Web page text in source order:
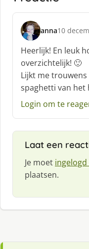
anna
s
c
h
r
e
e
:
10
Heerlijk! En leuk
overzichtelijk! 🙂
Lijkt me trouwens
spaghetti van het
Login om te
Laat een
Je moet
plaatsen.